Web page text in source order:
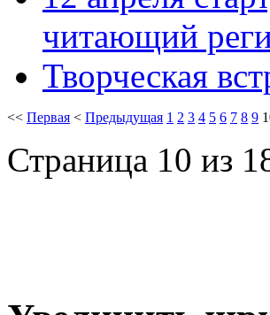
читающий
Творческая
<< Первая < Предыдущая 1 2 3 4 5 6 7 8 9
Страница 10 из